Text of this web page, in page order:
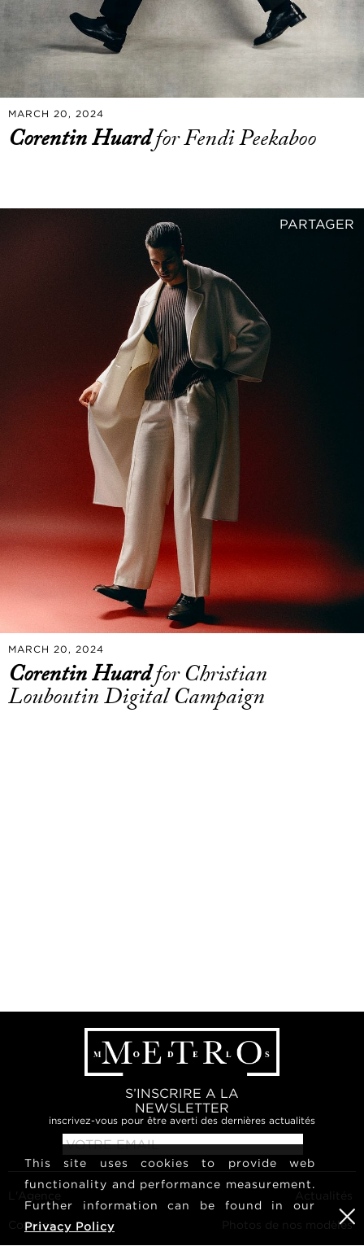
MARCH 20, 2024
Corentin Huardfor Fendi Peekaboo
PARTAGER
MARCH 20, 2024
Corentin Huardfor Christian
Louboutin Digital Campaign
S’INSCRIRE A LA
NEWSLETTER
inscrivez-vous pour être averti des dernières actualités
L'Agence
Contact
Actualités
Photos de nos modèles
This site uses cookies to provide web
functionality and performance measurement.
Further information can be found in our
Privacy Policy